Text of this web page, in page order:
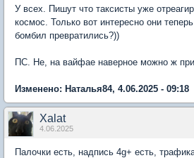
У всех. Пишут что таксисты уже
космос. Только вот интересно они
бомбил превратились?))
ПС. Не, на вайфае наверное можно ж
Изменено: Наталья84, 4.06.2025 - 09:18
Xalat
4.06.2025
Палочки есть, надпись 4g+ есть,